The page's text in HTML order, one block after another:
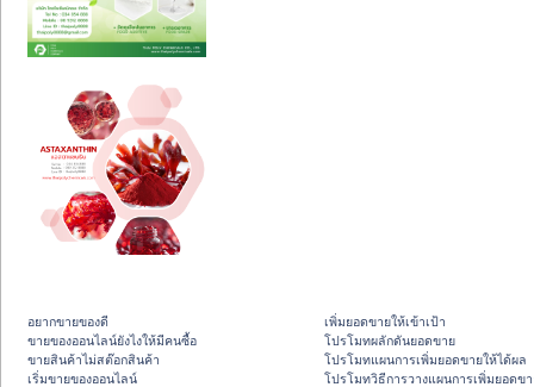
อยากขายของดี
ขายของออนไลน์ยังไงให้มีคนซื้อ
ขายสินค้าไม่สต๊อกสินค้า
เริ่มขายของออนไลน์
เพิ่มยอดขายให้เข้าเป้า
โปรโมทผลักดันยอดขาย
โปรโมทแผนการเพิ่มยอดขายให้ได้ผล
โปรโมทวิธีการวางแผนการเพิ่มยอดข